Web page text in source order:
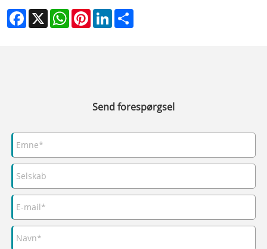
Facebook
X WhatsAppPinterestLinkedIn
Send forespørgsel